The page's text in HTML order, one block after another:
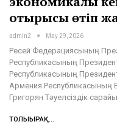
отырысы өтіп
admin2 May 29, 2026
Ресей Федерациясының
Республикасының
Республикасының
Армения Республикасының
Григорян Тәуелсіздік
ТОЛЫҒЫРАҚ...